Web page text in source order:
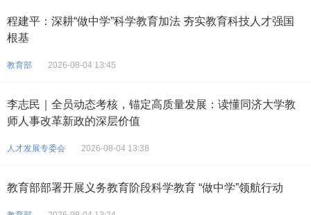
程建平：深耕“做中学”科学教育加法 夯实教育科技人才强国
根基
教育部 2026-08-04 13:45
李志民｜全员动态考核，锚定高质量发展：读懂同济大学教
师人事改革新政的深层价值
人才发展专委会 2026-08-04 13:38
教育部部署开展义务教育阶段科学教育 “做中学”领航行动